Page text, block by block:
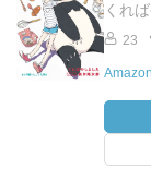
くれ
23